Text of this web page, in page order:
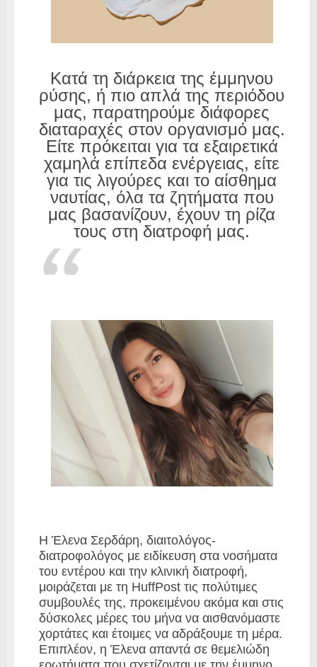
Κατά τη διάρκεια της έμμηνου
ρύσης, ή πιο απλά της περιόδου
μας, παρατηρούμε διάφορες
διαταραχές στον οργανισμό μας.
Είτε πρόκειται για τα εξαιρετικά
χαμηλά επίπεδα ενέργειας, είτε
για τις λιγούρες και το αίσθημα
ναυτίας, όλα τα ζητήματα που
μας βασανίζουν, έχουν τη ρίζα
τους στη διατροφή μας.
Η Έλενα Σερδάρη, διαιτολόγος-
διατροφολόγος με ειδίκευση στα νοσήματα
του εντέρου και την κλινική διατροφή,
μοιράζεται με τη HuffPost τις πολύτιμες
συμβουλές της, προκειμένου ακόμα και στις
δύσκολες μέρες του μήνα να αισθανόμαστε
χορτάτες και έτοιμες να αδράξουμε τη μέρα.
Επιπλέον, η Έλενα απαντά σε θεμελιώδη